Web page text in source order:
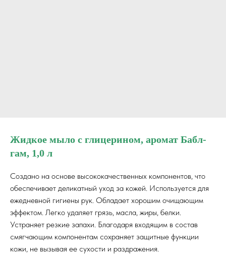
Жидкое мыло с глицерином, аромат Бабл-
гам, 1,0 л
Создано на основе высококачественных компонентов, что
обеспечивает деликатный уход за кожей. Используется для
ежедневной гигиены рук. Обладает хорошим очищающим
эффектом. Легко удаляет грязь, масла, жиры, белки.
Устраняет резкие запахи. Благодаря входящим в состав
смягчающим компонентам сохраняет защитные функции
кожи, не вызывая ее сухости и раздражения.